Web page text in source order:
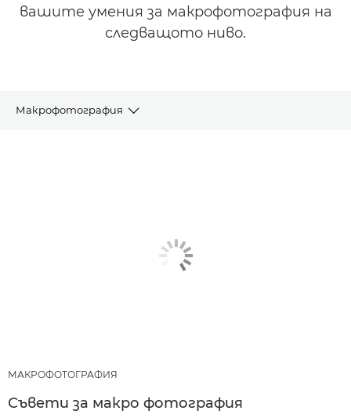
вашите умения за макрофотография на
следващото ниво.
Макрофотография
МАКРОФОТОГРАФИЯ
Съвети за макро фотография